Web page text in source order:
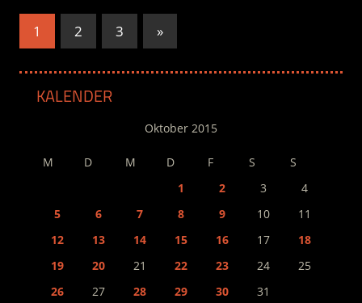
Seitennummerierung
Beiträge
1 2 3
Nächste
Beiträge
»
KALENDER
Oktober 2015
M D M D F S
S
1
2 3
4
5
6 7 8 9 10
11
12
13 14 15 16 17
18
19
20 21 22 23 24
25
26
27 28 29 30
31